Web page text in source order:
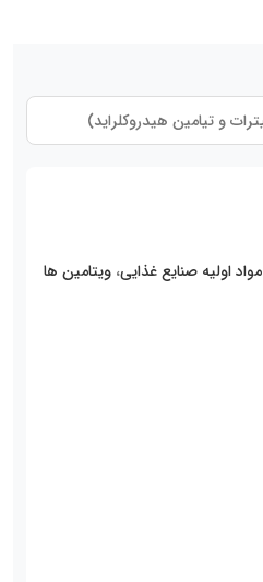
مواد اولیه صنایع غذایی، ویتامین ها